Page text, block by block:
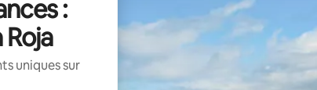
:
uniques sur